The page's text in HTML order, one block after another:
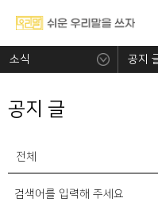
소식 공지
공지 글
전체